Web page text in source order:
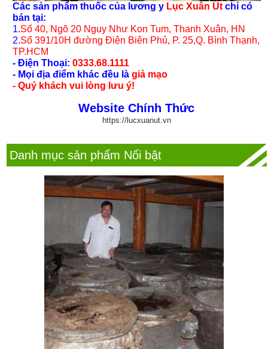
Các sản phẩm thuốc của lương y Lục Xuân Útchỉ có
bán tại:
1.Số 40, Ngõ 20 Ngụy Như Kon Tum, Thanh Xuân, HN
2.Số 391/10H đường Điện Biên Phủ, P. 25,Q. Bình Thạnh,
TP.HCM
- Điện Thoại: 0333.68.1111
- Mọi địa điểm khác đều là giả mạo
- Quý khách vui lòng lưu ý!
Website Chính Thức
https://lucxuanut.vn
Danh mục sản phẩm Nổi bật